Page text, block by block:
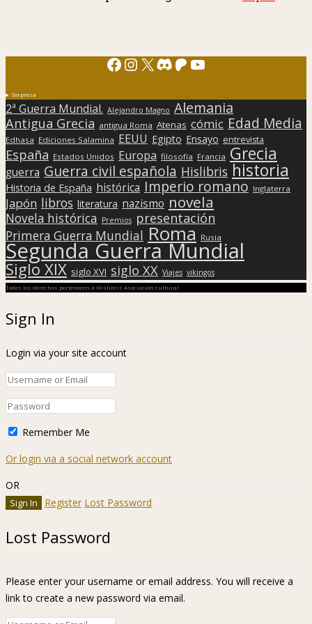
Facebook
Instagram
X Discord
Patreon
YouTube
Sorpresa
2ª Guerra Mundial. Alejandro Magno Alemania
Antigua Grecia antigua Roma Atenas cómic Edad Media
Edhasa Ediciones Salamina EEUU Egipto Ensayo entrevista
España Estados Unidos Europa filosofía Francia Grecia
guerra Guerra civil española Hislibris historia
Historia de España histórica Imperio romano Inglaterra
Japón libros literatura nazismo novela
Novela histórica Premios presentación
Primera Guerra Mundial Roma Rusia
Segunda Guerra Mundial
Siglo XIX siglo XVI siglo XX Viajes vikingos
Todos los derechos pertenecen a Hislibris Asociación cultural
Sign In
Login via your site account
Remember Me
Or login via a social network account
OR
Register Lost Password
Lost Password
Please enter your username or email address. You will receive a
link to create a new password via email.